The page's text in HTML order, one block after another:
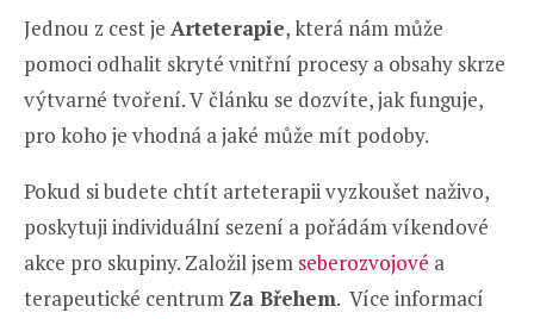
Jednou z cest je Arteterapie, která nám může
pomoci odhalit skryté vnitřní procesy a obsahy skrze
výtvarné tvoření. V článku se dozvíte, jak funguje,
pro koho je vhodná a jaké může mít podoby.
Pokud si budete chtít arteterapii vyzkoušet naživo,
poskytuji individuální sezení a pořádám víkendové
akce pro skupiny. Založil jsem seberozvojové a
terapeutické centrum Za Břehem. Více informací